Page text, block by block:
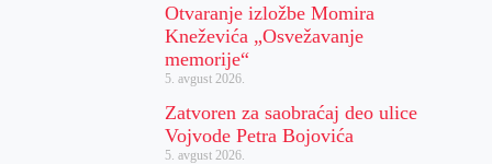
Otvaranje izložbe Momira
Kneževića „Osvežavanje
memorije“
5. avgust 2026.
Zatvoren za saobraćaj deo ulice
Vojvode Petra Bojovića
5. avgust 2026.